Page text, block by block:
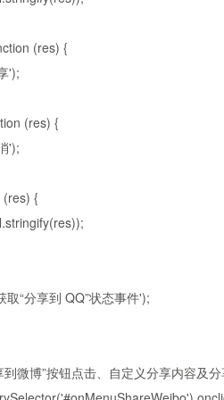
(res) {
');
(res) {
');
{
“分享到 QQ”状态事件');
微博”按钮点击、自定义分享内容及